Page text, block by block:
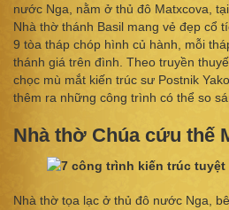
nước Nga, nằm ở thủ đô Matxcova,
Nhà thờ thánh Basil mang vẻ đẹp cổ
9 tòa tháp chóp hình củ hành, mỗi
thánh giá trên đình. Theo truyền
chọc mù mắt kiến trúc sư Postnik
thêm ra những công trình có thể so
Nhà thờ Chúa cứu thế
Nhà thờ tọa lạc ở thủ đô nước Nga,